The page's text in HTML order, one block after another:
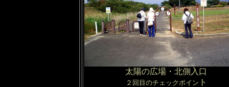
太陽の広場・北側入口
２回目のチェックポイン ト